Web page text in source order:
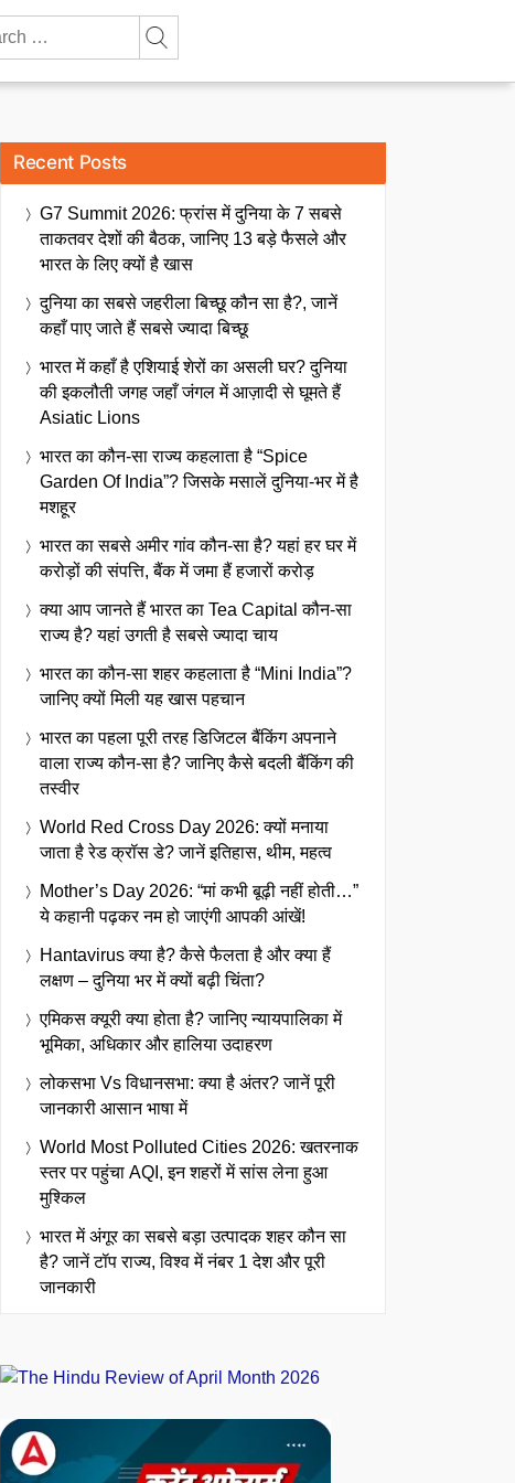
Recent Posts
G7 Summit 2026: फ्रांस में दुनिया के 7 सबसे
ताकतवर देशों की बैठक, जानिए 13 बड़े फैसले और
भारत के लिए क्यों है खास
दुनिया का सबसे जहरीला बिच्छू कौन सा है?, जानें
कहाँ पाए जाते हैं सबसे ज्यादा बिच्छू
भारत में कहाँ है एशियाई शेरों का असली घर? दुनिया
की इकलौती जगह जहाँ जंगल में आज़ादी से घूमते हैं
Asiatic Lions
भारत का कौन-सा राज्य कहलाता है “Spice
Garden Of India”? जिसके मसालें दुनिया-भर में है
मशहूर
भारत का सबसे अमीर गांव कौन-सा है? यहां हर घर में
करोड़ों की संपत्ति, बैंक में जमा हैं हजारों करोड़
क्या आप जानते हैं भारत का Tea Capital कौन-सा
राज्य है? यहां उगती है सबसे ज्यादा चाय
भारत का कौन-सा शहर कहलाता है “Mini India”?
जानिए क्यों मिली यह खास पहचान
भारत का पहला पूरी तरह डिजिटल बैंकिंग अपनाने
वाला राज्य कौन-सा है? जानिए कैसे बदली बैंकिंग की
तस्वीर
World Red Cross Day 2026: क्यों मनाया
जाता है रेड क्रॉस डे? जानें इतिहास, थीम, महत्व
Mother’s Day 2026: “मां कभी बूढ़ी नहीं होती…”
ये कहानी पढ़कर नम हो जाएंगी आपकी आंखें!
Hantavirus क्या है? कैसे फैलता है और क्या हैं
लक्षण – दुनिया भर में क्यों बढ़ी चिंता?
एमिकस क्यूरी क्या होता है? जानिए न्यायपालिका में
भूमिका, अधिकार और हालिया उदाहरण
लोकसभा Vs विधानसभा: क्या है अंतर? जानें पूरी
जानकारी आसान भाषा में
World Most Polluted Cities 2026: खतरनाक
स्तर पर पहुंचा AQI, इन शहरों में सांस लेना हुआ
मुश्किल
भारत में अंगूर का सबसे बड़ा उत्पादक शहर कौन सा
है? जानें टॉप राज्य, विश्व में नंबर 1 देश और पूरी
जानकारी